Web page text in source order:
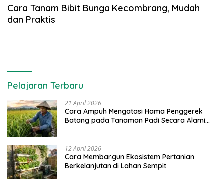
Cara Tanam Bibit Bunga Kecombrang, Mudah
dan Praktis
Pelajaran Terbaru
21 April 2026
Cara Ampuh Mengatasi Hama Penggerek
Batang pada Tanaman Padi Secara Alami
12 April 2026
Cara Membangun Ekosistem Pertanian
Berkelanjutan di Lahan Sempit